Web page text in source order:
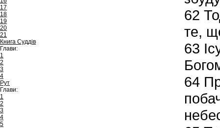
17
18
19
20
21
Книга Суддів
Глави:
1
2
3
4
Рут
Глави:
1
2
3
4
5
62
те,
63
64